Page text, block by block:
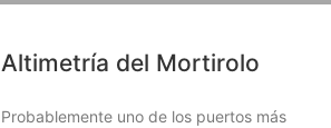
Altimetría del Mortirolo
Probablemente uno de los puertos más